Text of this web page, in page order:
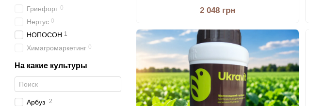
2 048 грн
Гринфорт 0
Нертус 0
НОПОСОН 1
Химагромаркетинг 0
На какие культуры
Арбуз 2